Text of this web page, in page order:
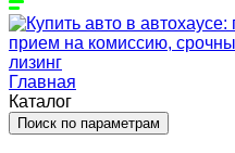
Главная
Каталог
Поиск по параметрам